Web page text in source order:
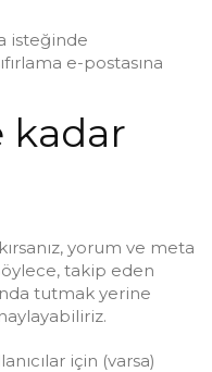
isteğinde
e-postasına
kadar
yorum ve meta
takip eden
tutmak yerine
için (varsa)